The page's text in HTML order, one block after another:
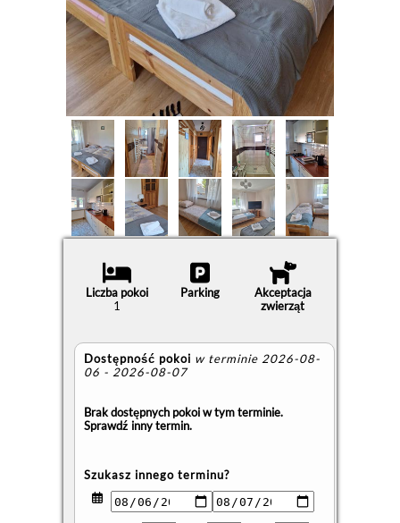
Liczba pokoi
1
Parking
Akceptacja
zwierząt
Dostępność pokoi w terminie 2026-08-
06 - 2026-08-07
Brak dostępnych pokoi w tym terminie.
Sprawdź inny termin.
Szukasz innego terminu?